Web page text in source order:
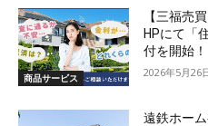
商品サービス
【三福売
HPにて「
付を開始！
2026年5月26
遠鉄ホー